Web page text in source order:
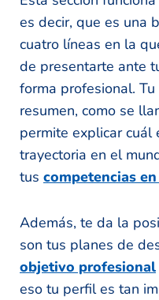
es decir, que es una
cuatro líneas en la
de presentarte ante
forma profesional. Tu
resumen, como se
permite explicar cuál
trayectoria en el
tus competencias
Además, te da la
son tus planes de
objetivo profesional
eso tu perfil es tan